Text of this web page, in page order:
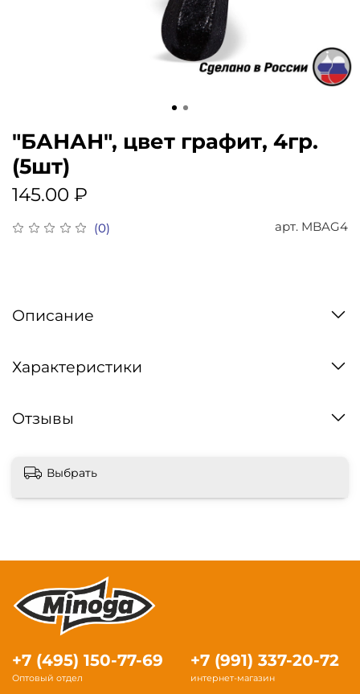
(0) арт. MBAG4
"БАНАН", цвет графит, 4гр.
(5шт)
145.00 ₽
Описание
Характеристики
Отзывы
Выбрать
+7 (495) 150-77-69
Оптовый отдел
+7 (991) 337-20-72
интернет-магазин